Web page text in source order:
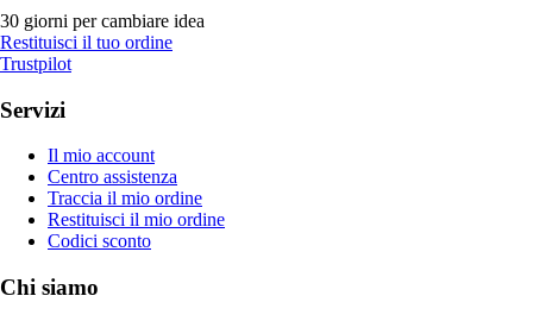
30 giorni per cambiare idea
Restituisci il tuo ordine
Trustpilot
Servizi
Il mio account
Centro assistenza
Traccia il mio ordine
Restituisci il mio ordine
Codici sconto
Chi siamo